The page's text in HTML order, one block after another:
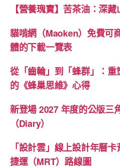
【營養瑰寶】苦茶油：深
貓啃網（Maoken）免費可
體的下載一覽表
從「齒輪」到「蜂群」：重
的《蜂巢思維》心得
新登場 2027 年度的公版三
（Diary）
「設計雲」線上設計年曆
捷運（MRT）路線圖